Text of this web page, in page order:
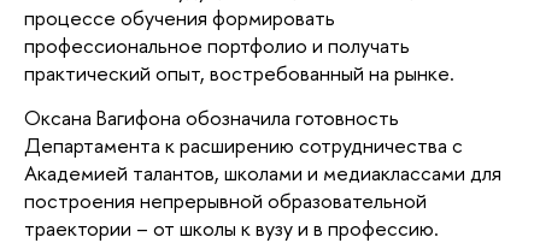
процессе обучения формировать
профессиональное портфолио и получать
практический опыт, востребованный на рынке.
Оксана Вагифона обозначила готовность
Департамента к расширению сотрудничества с
Академией талантов, школами и медиаклассами для
построения непрерывной образовательной
траектории – от школы к вузу и в профессию.